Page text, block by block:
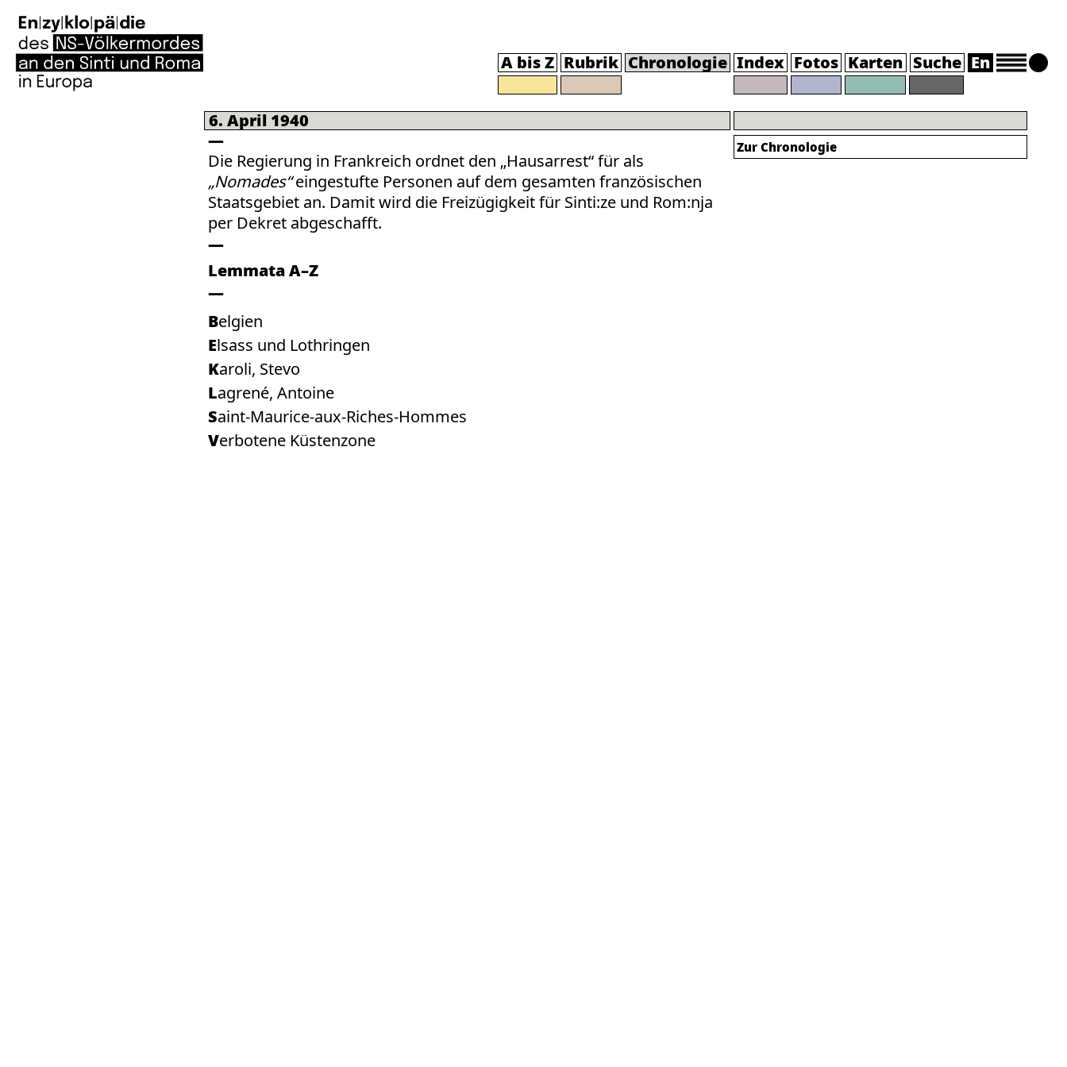
A bis Z Rubrik Chronologie Index Fotos Karten Suche En
6. April 1940
Die Regierung in Frankreich ordnet den „Hausarrest“ für als
„Nomades“eingestufte Personen auf dem gesamten französischen
Staatsgebiet an. Damit wird die Freizügigkeit für Sinti:ze und Rom:nja
per Dekret abgeschafft.
Lemmata A–Z
Belgien
Elsass und Lothringen
Karoli, Stevo
Lagrené, Antoine
Saint-Maurice-aux-Riches-Hommes
Verbotene Küstenzone
Zur Chronologie